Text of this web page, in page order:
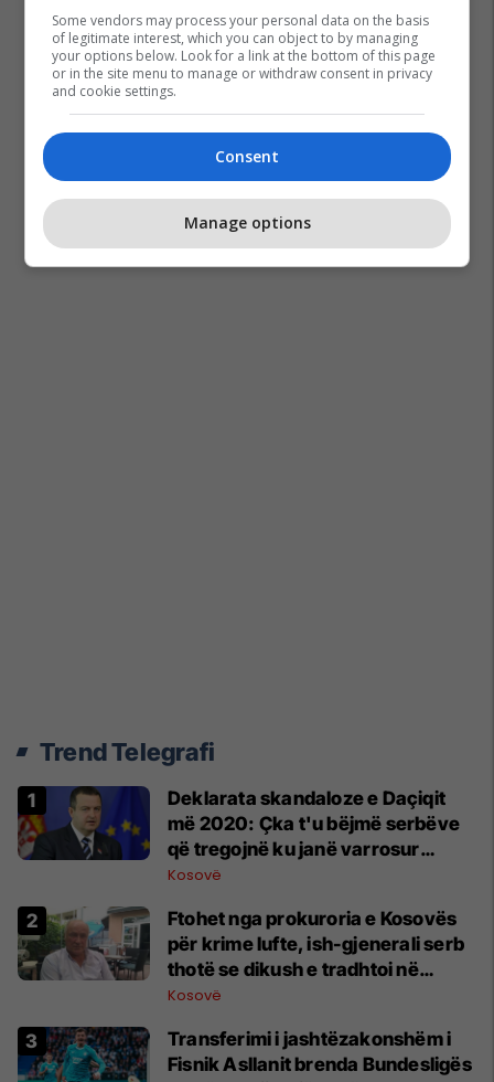
Trend Telegrafi
​Deklarata skandaloze e Daçiqit
më 2020: Çka t'u bëjmë serbëve
që tregojnë ku janë varrosur
shqiptarët në Serbi
Kosovë
Ftohet nga prokuroria e Kosovës
për krime lufte, ish-gjenerali serb
thotë se dikush e tradhtoi në
Beograd
Kosovë
Transferimi i jashtëzakonshëm i
Fisnik Asllanit brenda Bundesligës
Some vendors may process your personal data on the basis
of legitimate interest, which you can object to by managing
your options below. Look for a link at the bottom of this page
or in the site menu to manage or withdraw consent in privacy
and cookie settings.
Consent
Manage options